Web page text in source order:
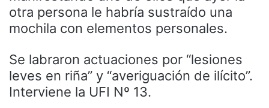
otra persona le habría sustraído una
mochila con elementos personales.
Se labraron actuaciones por “lesiones
leves en riña” y “averiguación de ilícito”.
Interviene la UFI Nº 13.